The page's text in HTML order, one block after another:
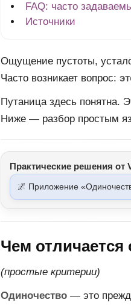
FAQ: часто
Источники
Ощущение пустоты,
Часто возникает вопрос:
Путаница здесь понятна.
Ниже — разбор простым
Практические решения от
🌌 Приложение
Чем отличается
(простые критерии)
Одиночество— это